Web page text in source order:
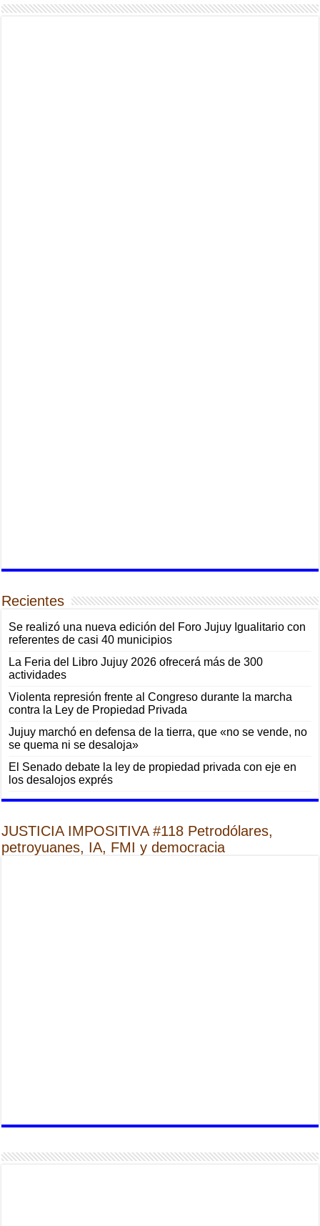
Recientes
Se realizó una nueva edición del Foro Jujuy Igualitario con
referentes de casi 40 municipios
La Feria del Libro Jujuy 2026 ofrecerá más de 300
actividades
Violenta represión frente al Congreso durante la marcha
contra la Ley de Propiedad Privada
Jujuy marchó en defensa de la tierra, que «no se vende, no
se quema ni se desaloja»
El Senado debate la ley de propiedad privada con eje en
los desalojos exprés
JUSTICIA IMPOSITIVA #118 Petrodólares,
petroyuanes, IA, FMI y democracia